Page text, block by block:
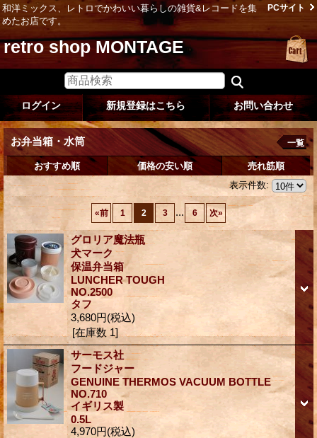
和洋ミックス、レトロでかわいい暮らしの雑貨&レコードを集
めたお店です。
PCサイト
retro shop MONTAGE
ログイン 新規登録はこちら お問い合わせ
お弁当箱・水筒 一覧
おすすめ順 価格の安い順
売れ筋順
表示件数:
«前 1 2 3 ... 6 次»
グロリア魔法瓶
犬マーク
保温弁当箱
LUNCHER TOUGH
NO.2500
タフ
3,680円(税込)
[在庫数 1]
サーモス社
フードジャー
GENUINE THERMOS VACUUM BOTTLE
NO.710
イギリス製
0.5L
4,970円(税込)